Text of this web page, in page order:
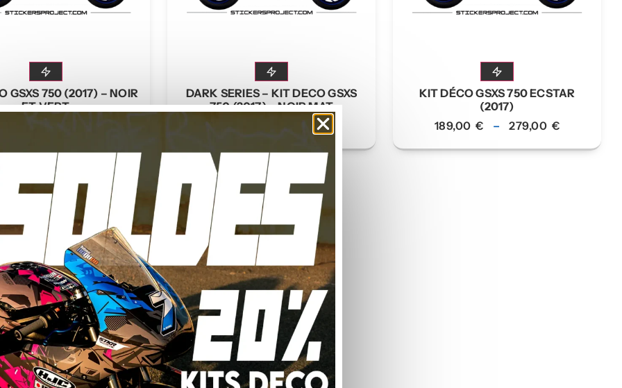
GSXS 750 (2017) – NOIR
ET VERT
199,00
DARK SERIES – KIT DECO GSXS
750 (2017) – NOIR MAT
KIT DÉCO GSXS 750 ECSTAR
(2017)
189,00€ – 279,00 €